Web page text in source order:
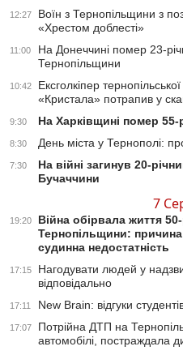
12:27
Воїн з Тернопільщини з
«Хрестом доблесті»
11:00
На Донеччині помер 23-
Тернопільщини
10:42
Ексголкіпер
«Кристала» потрапив у
9:30 На Харківщині помер 55-
8:30 День міста у Тернополі:
7:30
На війні загинув 20-
Бучаччини
7
19:20
Війна обірвала життя
Тернопільщини:
судинна недостатність
17:15
Нагодувати людей у
відповідально
17:11 New Brain: відгуки
17:07
Потрійна ДТП на
автомобілі, постраждала